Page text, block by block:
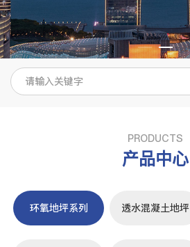
PRODUCTS
产品中心
环氧地坪系列 透水混凝土地坪